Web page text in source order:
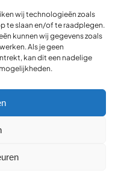
wij technologieën zoals
te slaan en/of te raadplegen.
kunnen wij gegevens zoals
Als je geen
kan dit een nadelige